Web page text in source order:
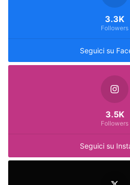
Seguici su
3.3K
Followers
Seguici su
3.5K
Followers